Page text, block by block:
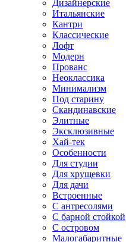
Дизайнерские
Итальянские
Кантри
Классические
Лофт
Модерн
Прованс
Неоклассика
Минимализм
Под старину
Скандинавские
Элитные
Эксклюзивные
Хай-тек
Особенности
Для студии
Для хрущевки
Для дачи
Встроенные
С антресолями
С барной стойкой
С островом
Малогабаритные